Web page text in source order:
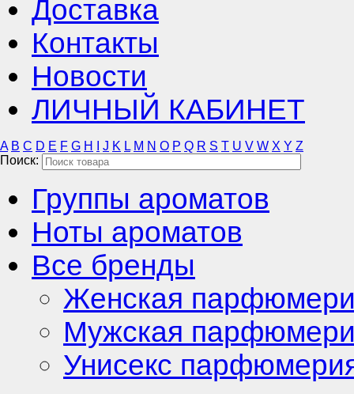
Доставка
Контакты
Новости
ЛИЧНЫЙ КАБИНЕТ
A B C D E F G H J K L M N O P Q R S T U V W X Y Z
Поиск:
Группы ароматов
Ноты ароматов
Все бренды
Женская
Мужская
Унисекс